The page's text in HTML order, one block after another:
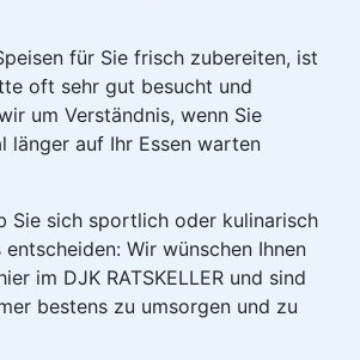
für Sie frisch zubereiten, ist
oft sehr gut besucht und
um Verständnis, wenn Sie
länger auf Ihr Essen warten
Sie sich sportlich oder kulinarisch
Wir wünschen Ihnen
im DJK RATSKELLER und sind
bestens zu umsorgen und zu